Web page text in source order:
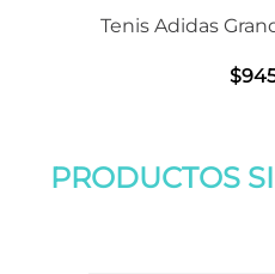
Tenis Adidas
$
PRODUCTOS